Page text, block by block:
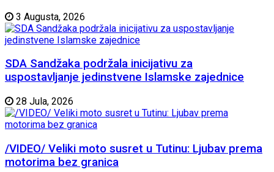
3 Augusta, 2026
SDA Sandžaka podržala inicijativu za
uspostavljanje jedinstvene Islamske zajednice
28 Jula, 2026
/VIDEO/ Veliki moto susret u Tutinu: Ljubav prema
motorima bez granica